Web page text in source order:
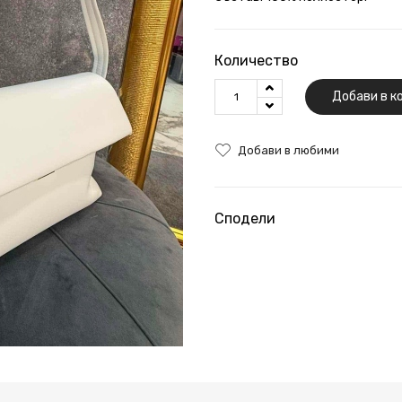
Количество
Добави в
Добави в любими
Сподели